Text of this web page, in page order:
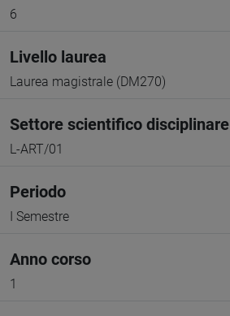
6
Livello laurea
Laurea magistrale (DM270)
Settore scientifico disciplinare
L-ART/01
Periodo
I Semestre
Anno corso
1